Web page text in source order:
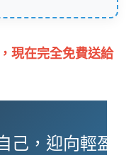
現在完全免費送給
己，迎向輕盈